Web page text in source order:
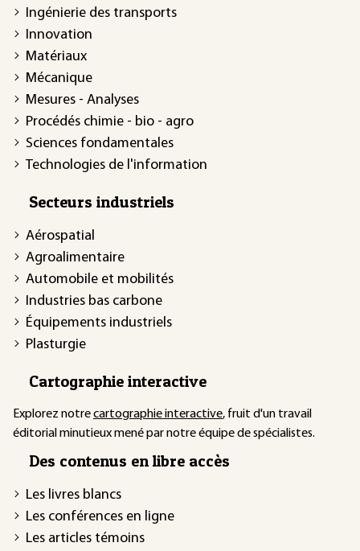
Ingénierie des transports
Innovation
Matériaux
Mécanique
Mesures - Analyses
Procédés chimie - bio - agro
Sciences fondamentales
Technologies de l'information
Secteurs industriels
Aérospatial
Agroalimentaire
Automobile et mobilités
Industries bas carbone
Équipements industriels
Plasturgie
Cartographie interactive
Explorez notrecartographie interactive, fruit d'un travail
éditorial minutieux mené par notre équipe de spécialistes.
Des contenus en libre accès
Les livres blancs
Les conférences en ligne
Les articles témoins